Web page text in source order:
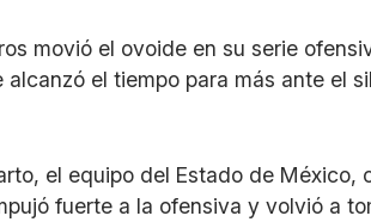
movió el ovoide en su serie
el tiempo para más ante el
el equipo del Estado de México,
fuerte a la ofensiva y volvió a